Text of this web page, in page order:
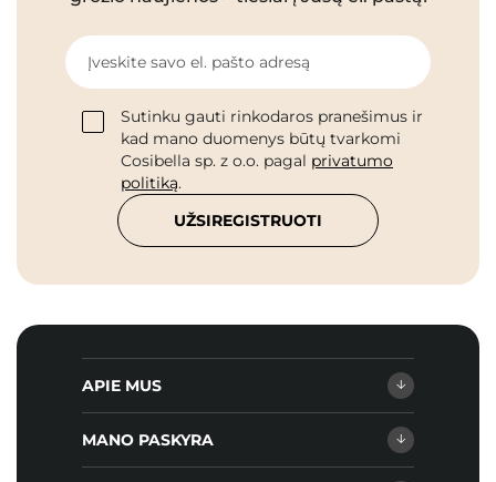
Įveskite savo el. pašto adresą
Sutinku gauti rinkodaros pranešimus ir
kad mano duomenys būtų tvarkomi
Cosibella sp. z o.o. pagal privatumo
politiką.
UŽSIREGISTRUOTI
APIE MUS
MANO PASKYRA